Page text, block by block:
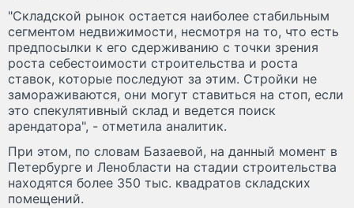
"Складской рынок остается наиболее стабильным
сегментом недвижимости, несмотря на то, что есть
предпосылки к его сдерживанию с точки зрения
роста себестоимости строительства и роста
ставок, которые последуют за этим. Стройки не
замораживаются, они могут ставиться на стоп, если
это спекулятивный склад и ведется поиск
арендатора", - отметила аналитик.
При этом, по словам Базаевой, на данный момент в
Петербурге и Ленобласти на стадии строительства
находятся более 350 тыс. квадратов складских
помещений.